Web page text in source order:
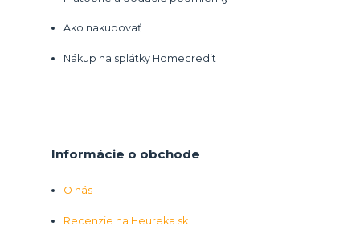
Ako nakupovať
Nákup na splátky Homecredit
Informácie o obchode
O nás
Recenzie na Heureka.sk